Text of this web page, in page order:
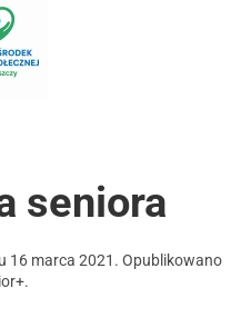
seniora
16 marca 2021 . Opublikowano
.